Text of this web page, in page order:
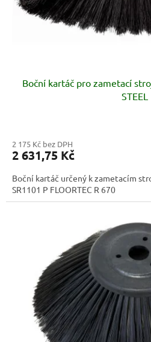
Boční kartáč pro zametací
STEEL
2 175 Kč bez DPH
2 631,75 Kč
Boční kartáč určený k zametacím
SR1101 P FLOORTEC R 670